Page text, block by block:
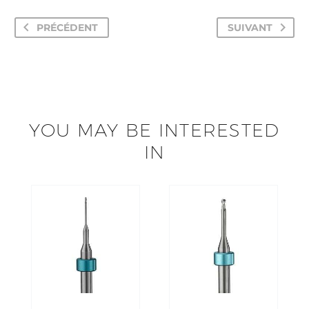
PRÉCÉDENT SUIVANT
YOU MAY BE INTERESTED
IN